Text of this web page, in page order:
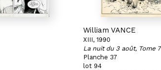
William VANCE
XIII, 1990
La nuit du 3 août, Tome 7
Planche 37
lot 94